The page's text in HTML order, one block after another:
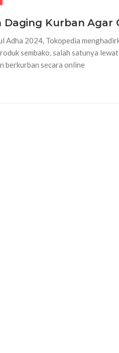
Daging Kurban Agar
Adha 2024, Tokopedia
sembako, salah satunya
berkurban secara online